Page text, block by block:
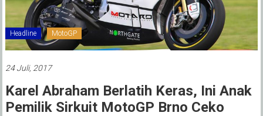
Headline MotoGP
24 Juli, 2017
Karel Abraham Berlatih Keras, Ini Anak
Pemilik Sirkuit MotoGP Brno Ceko